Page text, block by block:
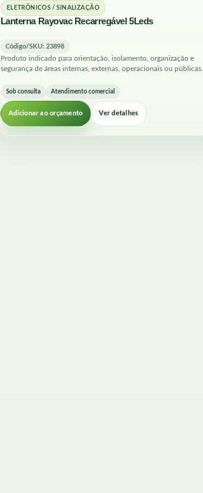
ELETRÔNICOS / SINALIZAÇÃO
Lanterna Rayovac Recarregável 5Leds
Código/SKU: 23898
Produto indicado para orientação, isolamento, organização e
segurança de áreas internas, externas, operacionais ou públicas.
Sob consulta Atendimento comercial
Adicionar ao orçamento Ver detalhes